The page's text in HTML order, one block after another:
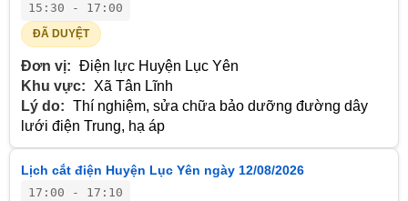
15:30 - 17:00
ĐÃ DUYỆT
Đơn vị: Điện lực Huyện Lục Yên
Khu vực:
Xã Tân Lĩnh
Lý do: Thí nghiệm, sửa chữa bảo dưỡng đường dây
lưới điện Trung, hạ áp
Lịch cắt điện Huyện Lục Yên ngày 12/08/2026
17:00 - 17:10